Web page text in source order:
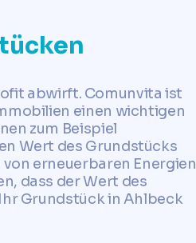
abwirft. Comunvita ist
einen wichtigen
zum Beispiel
Wert des Grundstücks
erneuerbaren Energien
dass der Wert des
Grundstück in Ahlbeck